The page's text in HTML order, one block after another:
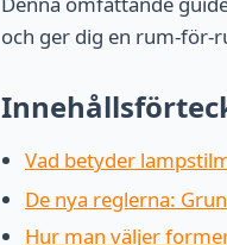
och ger dig en rum-för-
Vad betyder
De nya reglerna:
Hur man väljer